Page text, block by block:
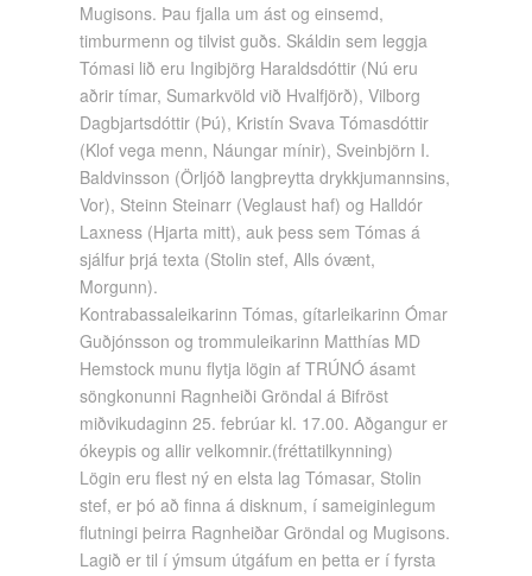
Mugisons. Þau fjalla um ást og einsemd,
timburmenn og tilvist guðs. Skáldin sem leggja
Tómasi lið eru Ingibjörg Haraldsdóttir (Nú eru
aðrir tímar, Sumarkvöld við Hvalfjörð), Vilborg
Dagbjartsdóttir (Þú), Kristín Svava Tómasdóttir
(Klof vega menn, Náungar mínir), Sveinbjörn I.
Baldvinsson (Örljóð langþreytta drykkjumannsins,
Vor), Steinn Steinarr (Veglaust haf) og Halldór
Laxness (Hjarta mitt), auk þess sem Tómas á
sjálfur þrjá texta (Stolin stef, Alls óvænt,
Morgunn).
Kontrabassaleikarinn Tómas, gítarleikarinn Ómar
Guðjónsson og trommuleikarinn Matthías MD
Hemstock munu flytja lögin af TRÚNÓ ásamt
söngkonunni Ragnheiði Gröndal á Bifröst
miðvikudaginn 25. febrúar kl. 17.00. Aðgangur er
ókeypis og allir velkomnir.(fréttatilkynning)
Lögin eru flest ný en elsta lag Tómasar, Stolin
stef, er þó að finna á disknum, í sameiginlegum
flutningi þeirra Ragnheiðar Gröndal og Mugisons.
Lagið er til í ýmsum útgáfum en þetta er í fyrsta